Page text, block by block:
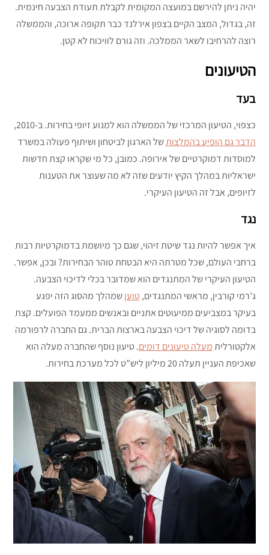
יהיה ניתן להירשם במועצה המקומית לקבלת תעודת הצבעה חינמית.
זה, בגדול, המצב הקיים בצפון אירלנד כבר תקופה ארוכה, והממשלה
רוצה להרחיבו לשאר הממלכה. וזה גורם לוויכוח לא קטן.
הטיעונים
בעד
כצפוי, הטיעון המרכזי של הממשלה הוא למנוע זיופי בחירות. ב-2010,
הדבר גם הופיע בהמלצותשל הארגון לביטחון ושיתוף פעולה במשרד
למוסדות דמוקרטיים של אירופה. כמובן, כל מי שקראו קצת חדשות
ישראליות במהלך הקיץ יודעים שזה לא מה שעוצר את הטענות
לזיופים, אבל זה הטיעון העיקרי.
נגד
איך אפשר להיות נגד שיטת זיהוי, שגם כך מיושמת בדמוקרטיות רבות
ברחבי העולם, שכל מטרתה היא הבטחת טוהר הבחירות? ובכן, אפשר.
הטיעון העיקרי של המתנגדים הוא שמדובר בכלי לדיכוי הצבעה.
ג’רמי קורבין, מראשי המתנגדים,טועןשמהלך מהסוג הזה יפגע
בעיקר במצביעים ממיעוטים אתניים ובאנשים ממעמד הפועלים. קצת
בדומה לסוגיה של דיכוי הצבעה בארצות הברית. גם החברה לרפורמה
אלקטורליתמעלה טיעונים דומים. טיעון נוסף שהחברה מעלה הוא
שאכיפת העניין תעלה 20 מיליון ליש”ט לכל מערכת בחירות.